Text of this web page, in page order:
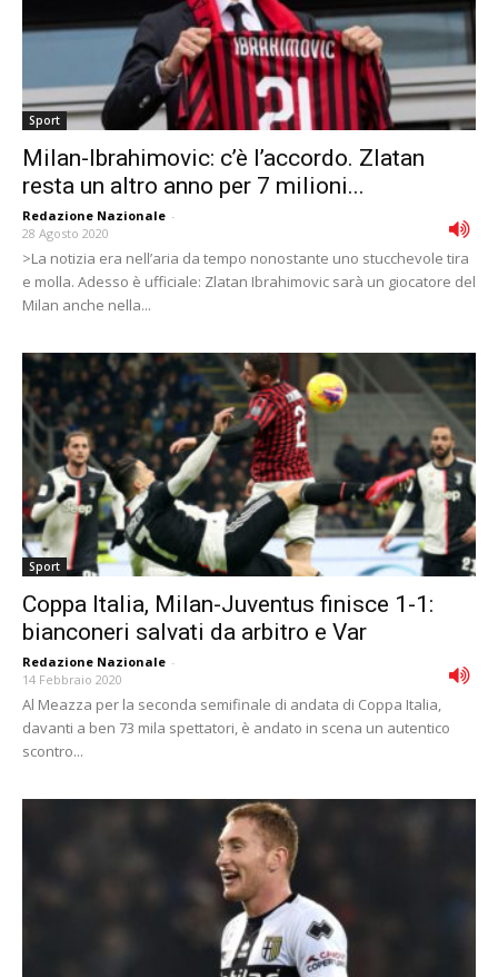
Sport
Milan-Ibrahimovic: c’è l’accordo. Zlatan
resta un altro anno per 7 milioni...
Redazione Nazionale -
28 Agosto 2020
>La notizia era nell’aria da tempo nonostante uno stucchevole tira
e molla. Adesso è ufficiale: Zlatan Ibrahimovic sarà un giocatore del
Milan anche nella...
Sport
Coppa Italia, Milan-Juventus finisce 1-1:
bianconeri salvati da arbitro e Var
Redazione Nazionale -
14 Febbraio 2020
Al Meazza per la seconda semifinale di andata di Coppa Italia,
davanti a ben 73 mila spettatori, è andato in scena un autentico
scontro...